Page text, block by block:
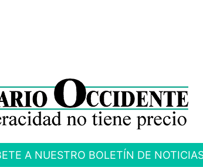
A NUESTRO BOLETÍN DE